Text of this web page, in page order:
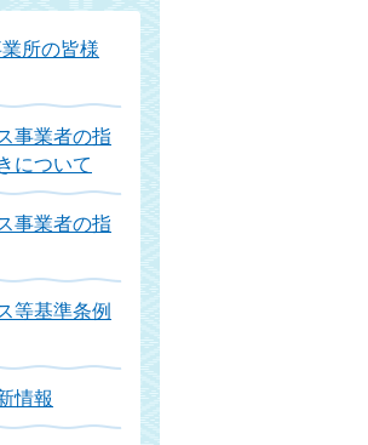
所の皆様
事業者の指
について
事業者の指
等基準条例
情報